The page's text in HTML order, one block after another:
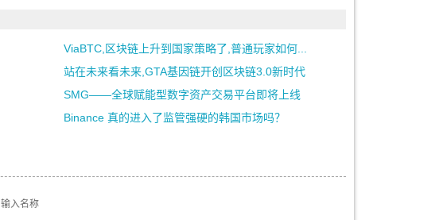
ViaBTC,区块链上升到国家策略了,普通玩家如何...
站在未来看未来,GTA基因链开创区块链3.0新时代
SMG——全球赋能型数字资产交易平台即将上线
Binance 真的进入了监管强硬的韩国市场吗？
输入名称